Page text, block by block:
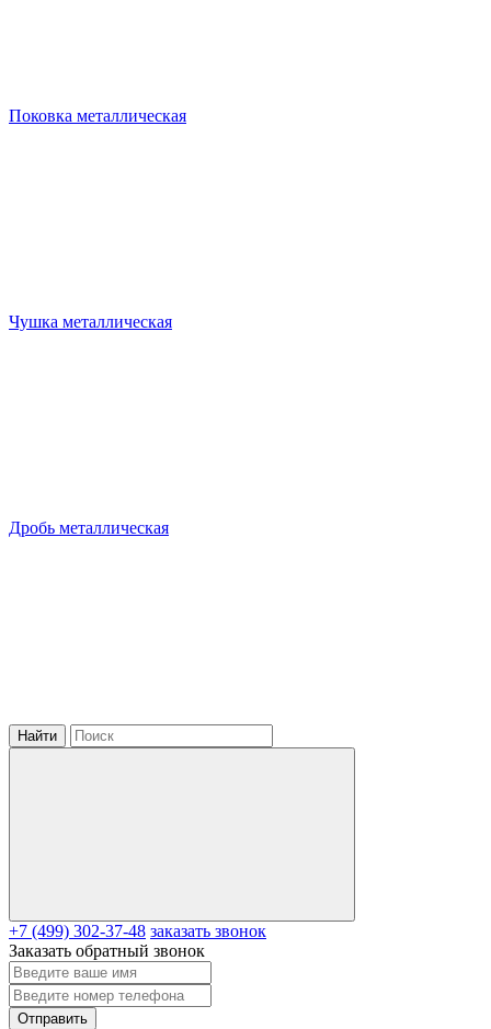
Поковка металлическая
Чушка металлическая
Дробь металлическая
Найти
+7 (499) 302-37-48 заказать звонок
Заказать обратный звонок
Отправить